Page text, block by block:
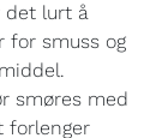
det lurt å
for smuss og
smøres med
forlenger